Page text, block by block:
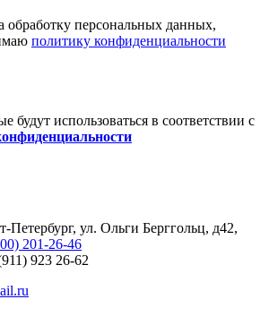
обработку персональных данных,
политику конфиденциальности
будут использоваться в соответствии с
Петербург, ул. Ольги Берггольц, д42,
201-26-46
923 26-62